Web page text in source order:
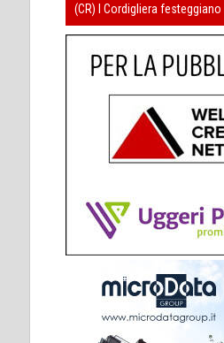
(CR) I Cordigliera